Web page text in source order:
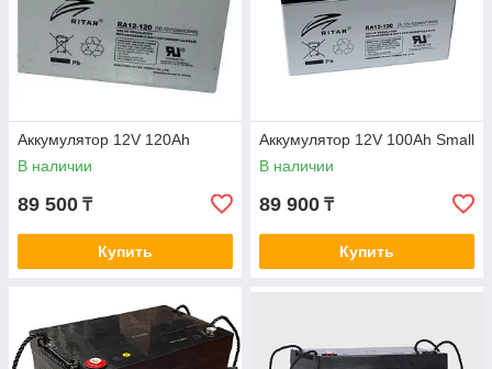
Аккумулятор 12V 120Ah
В наличии
89 500 ₸
Купить
Аккумулятор 12V 100Ah Small
В наличии
89 900 ₸
Купить